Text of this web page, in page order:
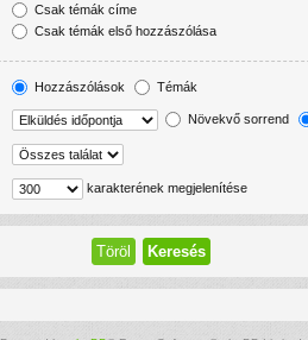
Csak témák címe
Csak témák első hozzászólása
Hozzászólások Témák
Növekvő sorrend
karakterének megjelenítése